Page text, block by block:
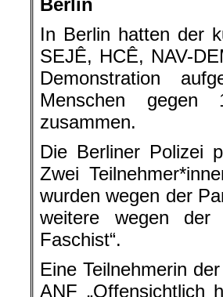
Berlin
In Berlin hatten der
SEJÊ, HCÊ, NAV-
Demonstration
Menschen gegen
zusammen.
Die Berliner Polizei
Zwei
wurden wegen der
weitere wegen
Faschist“.
Eine Teilnehmerin
ANF „Offensichtlich